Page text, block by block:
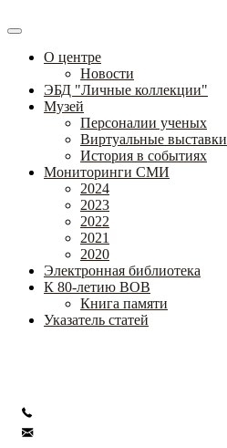
О центре
Новости
ЭБД "Личные коллекции"
Музей
Персоналии ученых
Виртуальные выставки
История в событиях
Мониторинги СМИ
2024
2023
2022
2021
2020
Электронная библиотека
К 80-летию ВОВ
Книга памяти
Указатель статей